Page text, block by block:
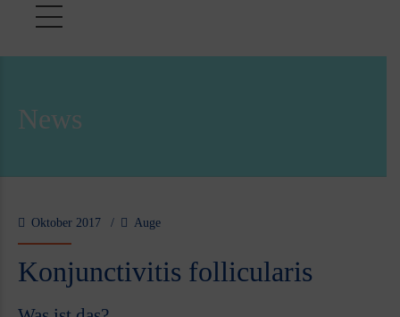
News
Oktober 2017 Auge
Konjunctivitis follicularis